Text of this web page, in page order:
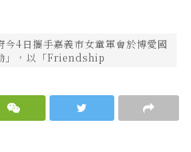
4日攜手嘉義市女童軍會於博愛國
」，以「Friendship